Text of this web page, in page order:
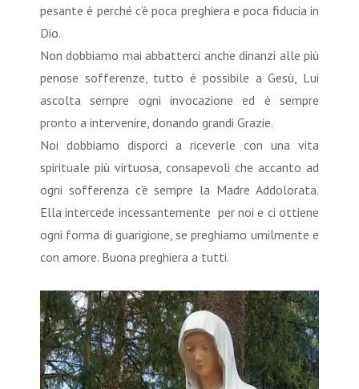
pesante è perché c’è poca preghiera e poca fiducia in
Dio.
Non dobbiamo mai abbatterci anche dinanzi alle più
penose sofferenze, tutto è possibile a Gesù, Lui
ascolta sempre ogni invocazione ed è sempre
pronto a intervenire, donando grandi Grazie.
Noi dobbiamo disporci a riceverle con una vita
spirituale più virtuosa, consapevoli che accanto ad
ogni sofferenza c’è sempre la Madre Addolorata.
Ella intercede incessantemente per noi e ci ottiene
ogni forma di guarigione, se preghiamo umilmente e
con amore. Buona preghiera a tutti.